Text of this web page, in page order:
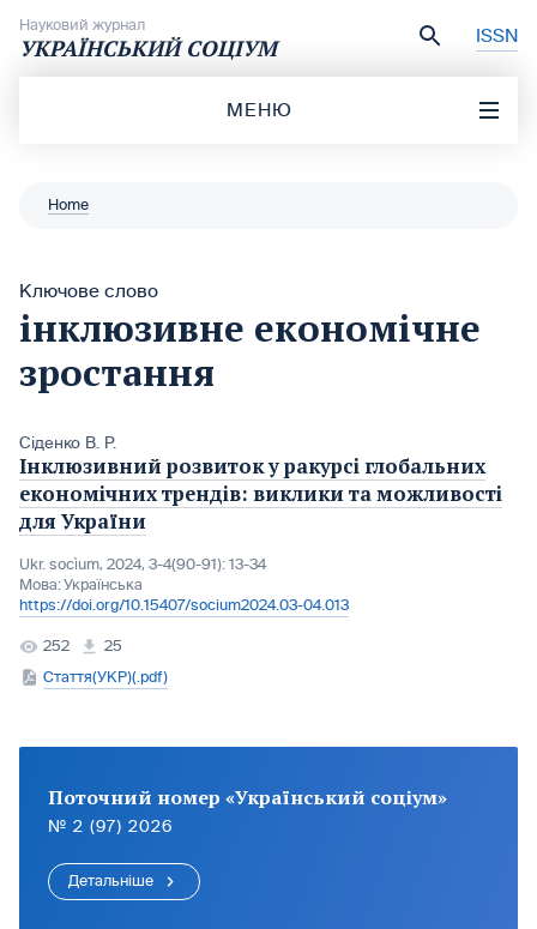
Науковий журнал
УКРАЇНСЬКИЙ СОЦІУМ ISSN
МЕНЮ
Home
Ключове слово
інклюзивне економічне
зростання
Сіденко В. Р.
Інклюзивний розвиток у ракурсі глобальних
економічних трендів: виклики та можливості
для України
Ukr. socìum, 2024, 3-4(90-91): 13-34
Мова:Українська
https://doi.org/10.15407/socium2024.03-04.013
252
25
Стаття(УКР)(.pdf)
Поточний номер «Український соціум»
№ 2 (97) 2026
Детальніше